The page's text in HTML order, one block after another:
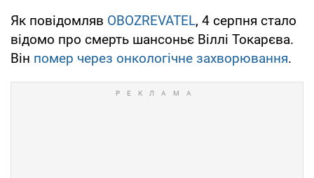
Як повідомляв OBOZREVATEL, 4 серпня стало
відомо про смерть шансоньє Віллі Токарєва.
Він помер через онкологічне захворювання.